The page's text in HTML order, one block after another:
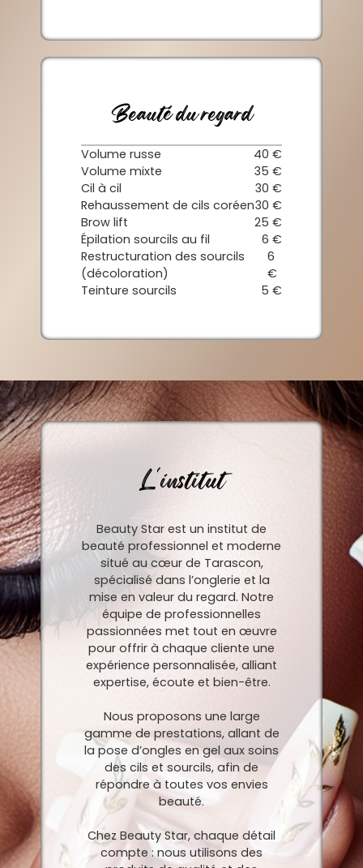
Beauté du regard
Volume russe
40 €
Volume mixte
35 €
Cil à cil
30 €
Rehaussement de cils coréen30 €
Brow lift
25 €
Épilation sourcils au fil
6 €
Restructuration des sourcils
(décoloration)
6
€
Teinture sourcils
5 €
L'institut
Beauty Star est un institut de
beauté professionnel et moderne
situé au cœur de Tarascon,
spécialisé dans l’onglerie et la
mise en valeur du regard. Notre
équipe de professionnelles
passionnées met tout en œuvre
pour offrir à chaque cliente une
expérience personnalisée, alliant
expertise, écoute et bien-être.
Nous proposons une large
gamme de prestations, allant de
la pose d’ongles en gel aux soins
des cils et sourcils, afin de
répondre à toutes vos envies
beauté.
Chez Beauty Star, chaque détail
compte : nous utilisons des